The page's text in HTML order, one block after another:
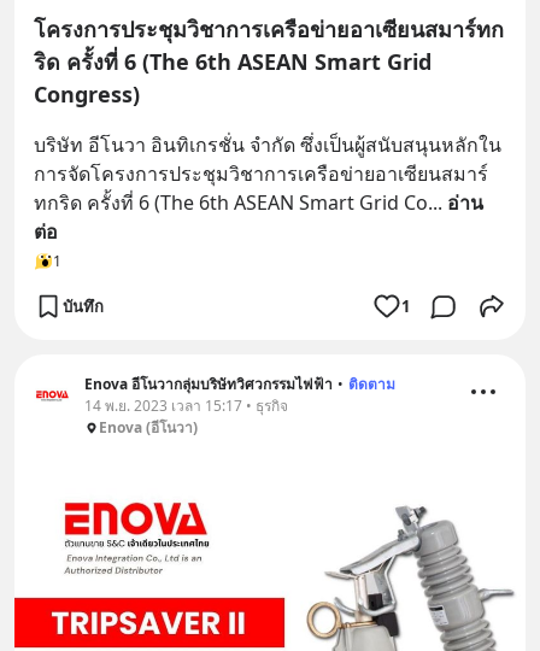
โครงการประชุมวิชาการเครือข่ายอาเซียนสมาร์ทก
ริด ครั้งที่ 6 (The 6th ASEAN Smart Grid
Congress)
บริษัท อีโนวา อินทิเกรชั่น จำกัด ซึ่งเป็นผู้สนับสนุนหลักใน
การจัดโครงการประชุมวิชาการเครือข่ายอาเซียนสมาร์
ทกริด ครั้งที่ 6 (The 6th ASEAN Smart Grid Co... อ่าน
ต่อ
1
บันทึก 1
Enova อีโนวากลุ่มบริษัทวิศวกรรมไฟฟ้า • ติดตาม
14 พ.ย. 2023 เวลา 15:17 • ธุรกิจ
Enova (อีโนวา)